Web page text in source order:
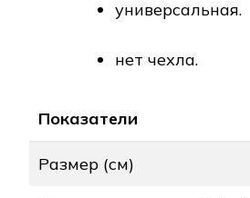
универсальная.
нет чехла.
Показатели
Размер (см)